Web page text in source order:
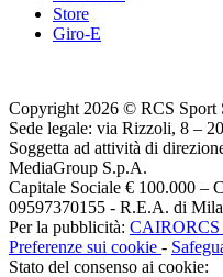
Store
Giro-E
Copyright 2026 © RCS Sport
Sede legale: via Rizzoli, 8 –
Soggetta ad attività di
MediaGroup S.p.A.
Capitale Sociale € 100.000 –
09597370155 - R.E.A. di
Per la pubblicità:
Preferenze sui cookie -
Stato del consenso ai cookie: